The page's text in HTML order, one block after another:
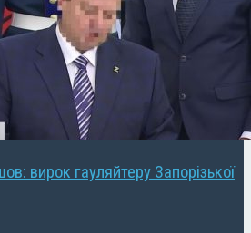
вирок гауляйтеру Запорізької